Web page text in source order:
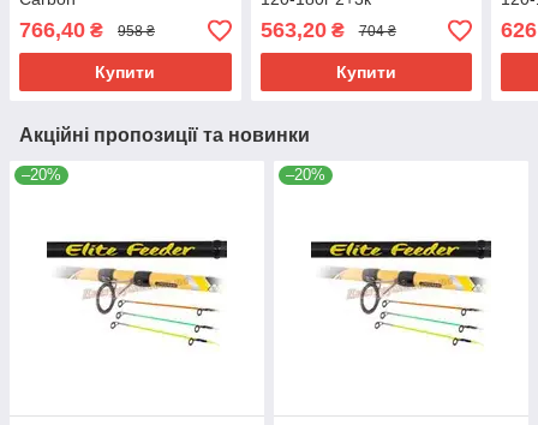
766,40 ₴ 958 ₴
Купити
563,20₴ 704 ₴
Купити
Акційні пропозиції та новинки
–20% –20%